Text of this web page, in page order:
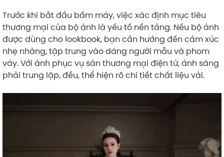
Trước khi bắt đầu bấm máy, việc xác định mục tiêu
thương mại của bộ ảnh là yếu tố nền tảng. Nếu bộ ảnh
được dùng cho lookbook, bạn cần hướng đến cảm xúc
nhẹ nhàng, tập trung vào dáng người mẫu và phom
váy. Với ảnh phục vụ sàn thương mại điện tử, ánh sáng
phải trung lập, đều, thể hiện rõ chi tiết chất liệu vải.